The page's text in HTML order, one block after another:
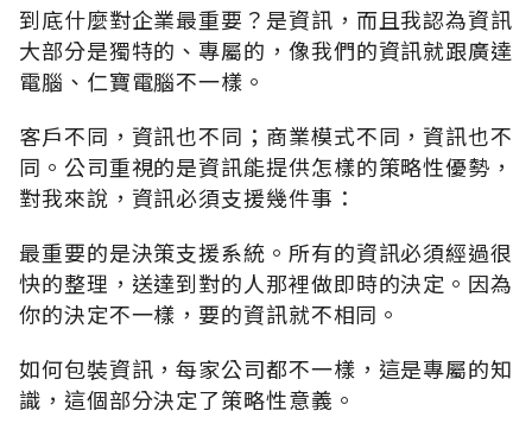
到底什麼對企業最重要？是資訊，而且我認為資訊
大部分是獨特的、專屬的，像我們的資訊就跟廣達
電腦、仁寶電腦不一樣。
客戶不同，資訊也不同；商業模式不同，資訊也不
同。公司重視的是資訊能提供怎樣的策略性優勢，
對我來說，資訊必須支援幾件事：
最重要的是決策支援系統。所有的資訊必須經過很
快的整理，送達到對的人那裡做即時的決定。因為
你的決定不一樣，要的資訊就不相同。
如何包裝資訊，每家公司都不一樣，這是專屬的知
識，這個部分決定了策略性意義。